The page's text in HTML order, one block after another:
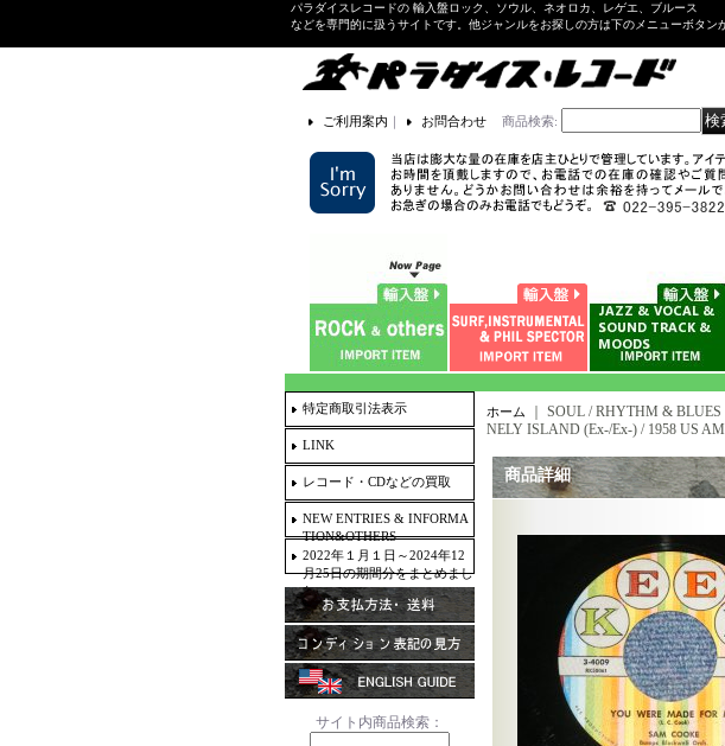
パラダイスレコードの 輸入盤ロック、ソウル、ネオロカ、レゲエ、ブルース
などを専門的に扱うサイトです。他ジャンルをお探しの方は下のメニューボタン
ご利用案内 ｜ お問合わせ 商品検索:
特定商取引法表示
LINK
レコード・CDなどの買取
NEW ENTRIES & INFORMA
TION&OTHERS
2022年１月１日～2024年12
月25日の期間分をまとめまし
た。
サイト内商品検索：
ホーム ｜ SOUL / RHYTHM &
NELY ISLAND (Ex-/Ex-) / 1958 US
商品詳細